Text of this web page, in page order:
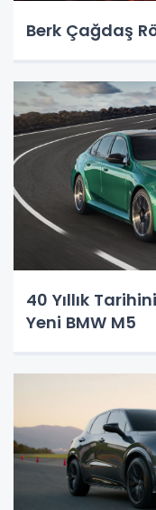
Berk Çağdaş
40 Yıllık
Yeni BMW M5